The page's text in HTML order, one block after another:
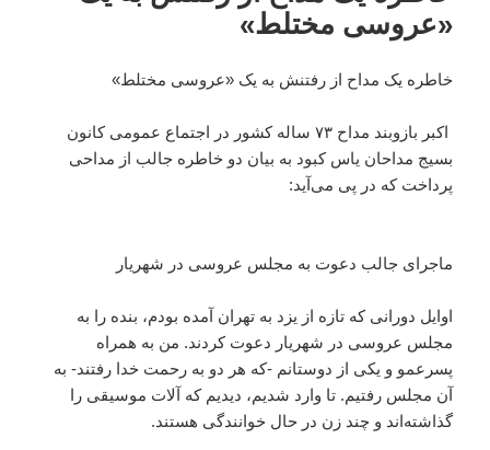
«عروسی مختلط»
خاطره یک مداح از رفتنش به یک «عروسی مختلط»
اکبر بازوبند مداح ۷۳ ساله کشور در اجتماع عمومی کانون
بسیج مداحان یاس کبود به بیان دو خاطره جالب از مداحی
پرداخت که در پی می‌آید:
ماجرای جالب دعوت به مجلس عروسی در شهریار
اوایل دورانی که تازه از یزد به تهران آمده بودم، بنده را به
مجلس عروسی در شهریار دعوت کردند. من به همراه
پسرعمو و یکی از دوستانم -که هر دو به رحمت خدا رفتند- به
آن مجلس رفتیم. تا وارد شدیم، دیدیم که آلات موسیقی را
گذاشته‌اند و چند زن در حال خوانندگی هستند.